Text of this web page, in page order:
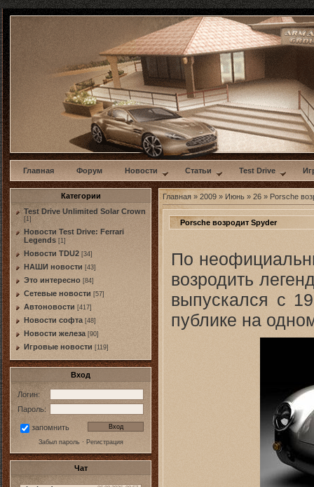
w
Главная Форум Новости Статьи Test Drive
Категории
Test Drive Unlimited Solar Crown
[1]
Новости Test Drive: Ferrari
Legends [1]
Новости TDU2 [34]
НАШИ новости [43]
Это интересно [84]
Сетевые новости [57]
Автоновости [417]
Новости софта [48]
Новоcти железа [90]
Игровые новости [119]
Вход
Логин:
Пароль:
запомнить
Забыл пароль· Регистрация
Чат
Главная » 2009 » Июнь » 26 » Porsche
Porsche возродит Spyder
По
возродить
выпускался с
публике на